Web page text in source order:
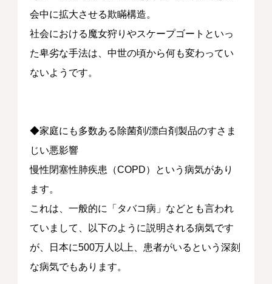
会中に拡大させる欺瞞構造。
社会における魔女狩りやスケープゴートといっ
た卑劣な手法は、中世の頃から何も変わってい
ないようです。
◆家庭にも多数ある除菌剤/漂白剤製品のすさま
じい悪影響
慢性閉塞性肺疾患（COPD）という病気があり
ます。
これは、一般的に「タバコ病」などとも言われ
ていまして、以下のように説明される病気です
が、日本に500万人以上、患者がいるという深刻
な病気でもあります。